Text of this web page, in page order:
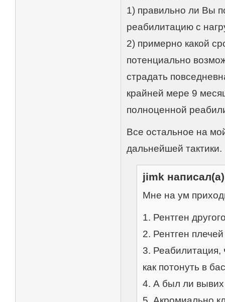
1) правильно ли Вы
реабилитацию с
2) примерно какой
потенциально
страдать
крайней мере 9
полноценной
Все остальное на
дальнейшей тактики.
jimk
Мне на ум
1. Рентген
2. Рентген
3. Реабилитация,
как потонуть в
4. А был ли вывих